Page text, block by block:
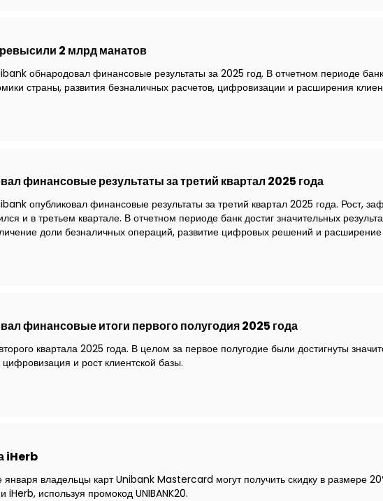
2 млрд манатов
обнародовал финансовые результаты за 2025 год. В отчетном периоде
страны, развития безналичных расчетов, цифровизации и расширения
финансовые результаты за третий квартал 2025 года
опубликовал финансовые результаты за третий квартал 2025 года. Рост,
и в третьем квартале. В отчетном периоде банк достиг значительных
доли безналичных операций, развитие цифровых решений и расширение
финансовые итоги первого полугодия 2025 года
квартала 2025 года. В целом за первое полугодие были достигнуты
и рост клиентской базы.
iHerb
владельцы карт Unibank Mastercard могут получить скидку в размере
используя промокод UNIBANK20.